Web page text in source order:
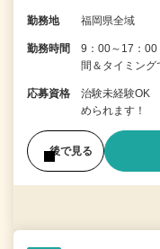
勤務地 福岡県全域
勤務時間
9：00～17：00
間＆タイミング
応募資格
治験未経験OK
められます！
後で見る